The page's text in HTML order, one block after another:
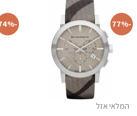
-77%
המלאי אזל
-74%